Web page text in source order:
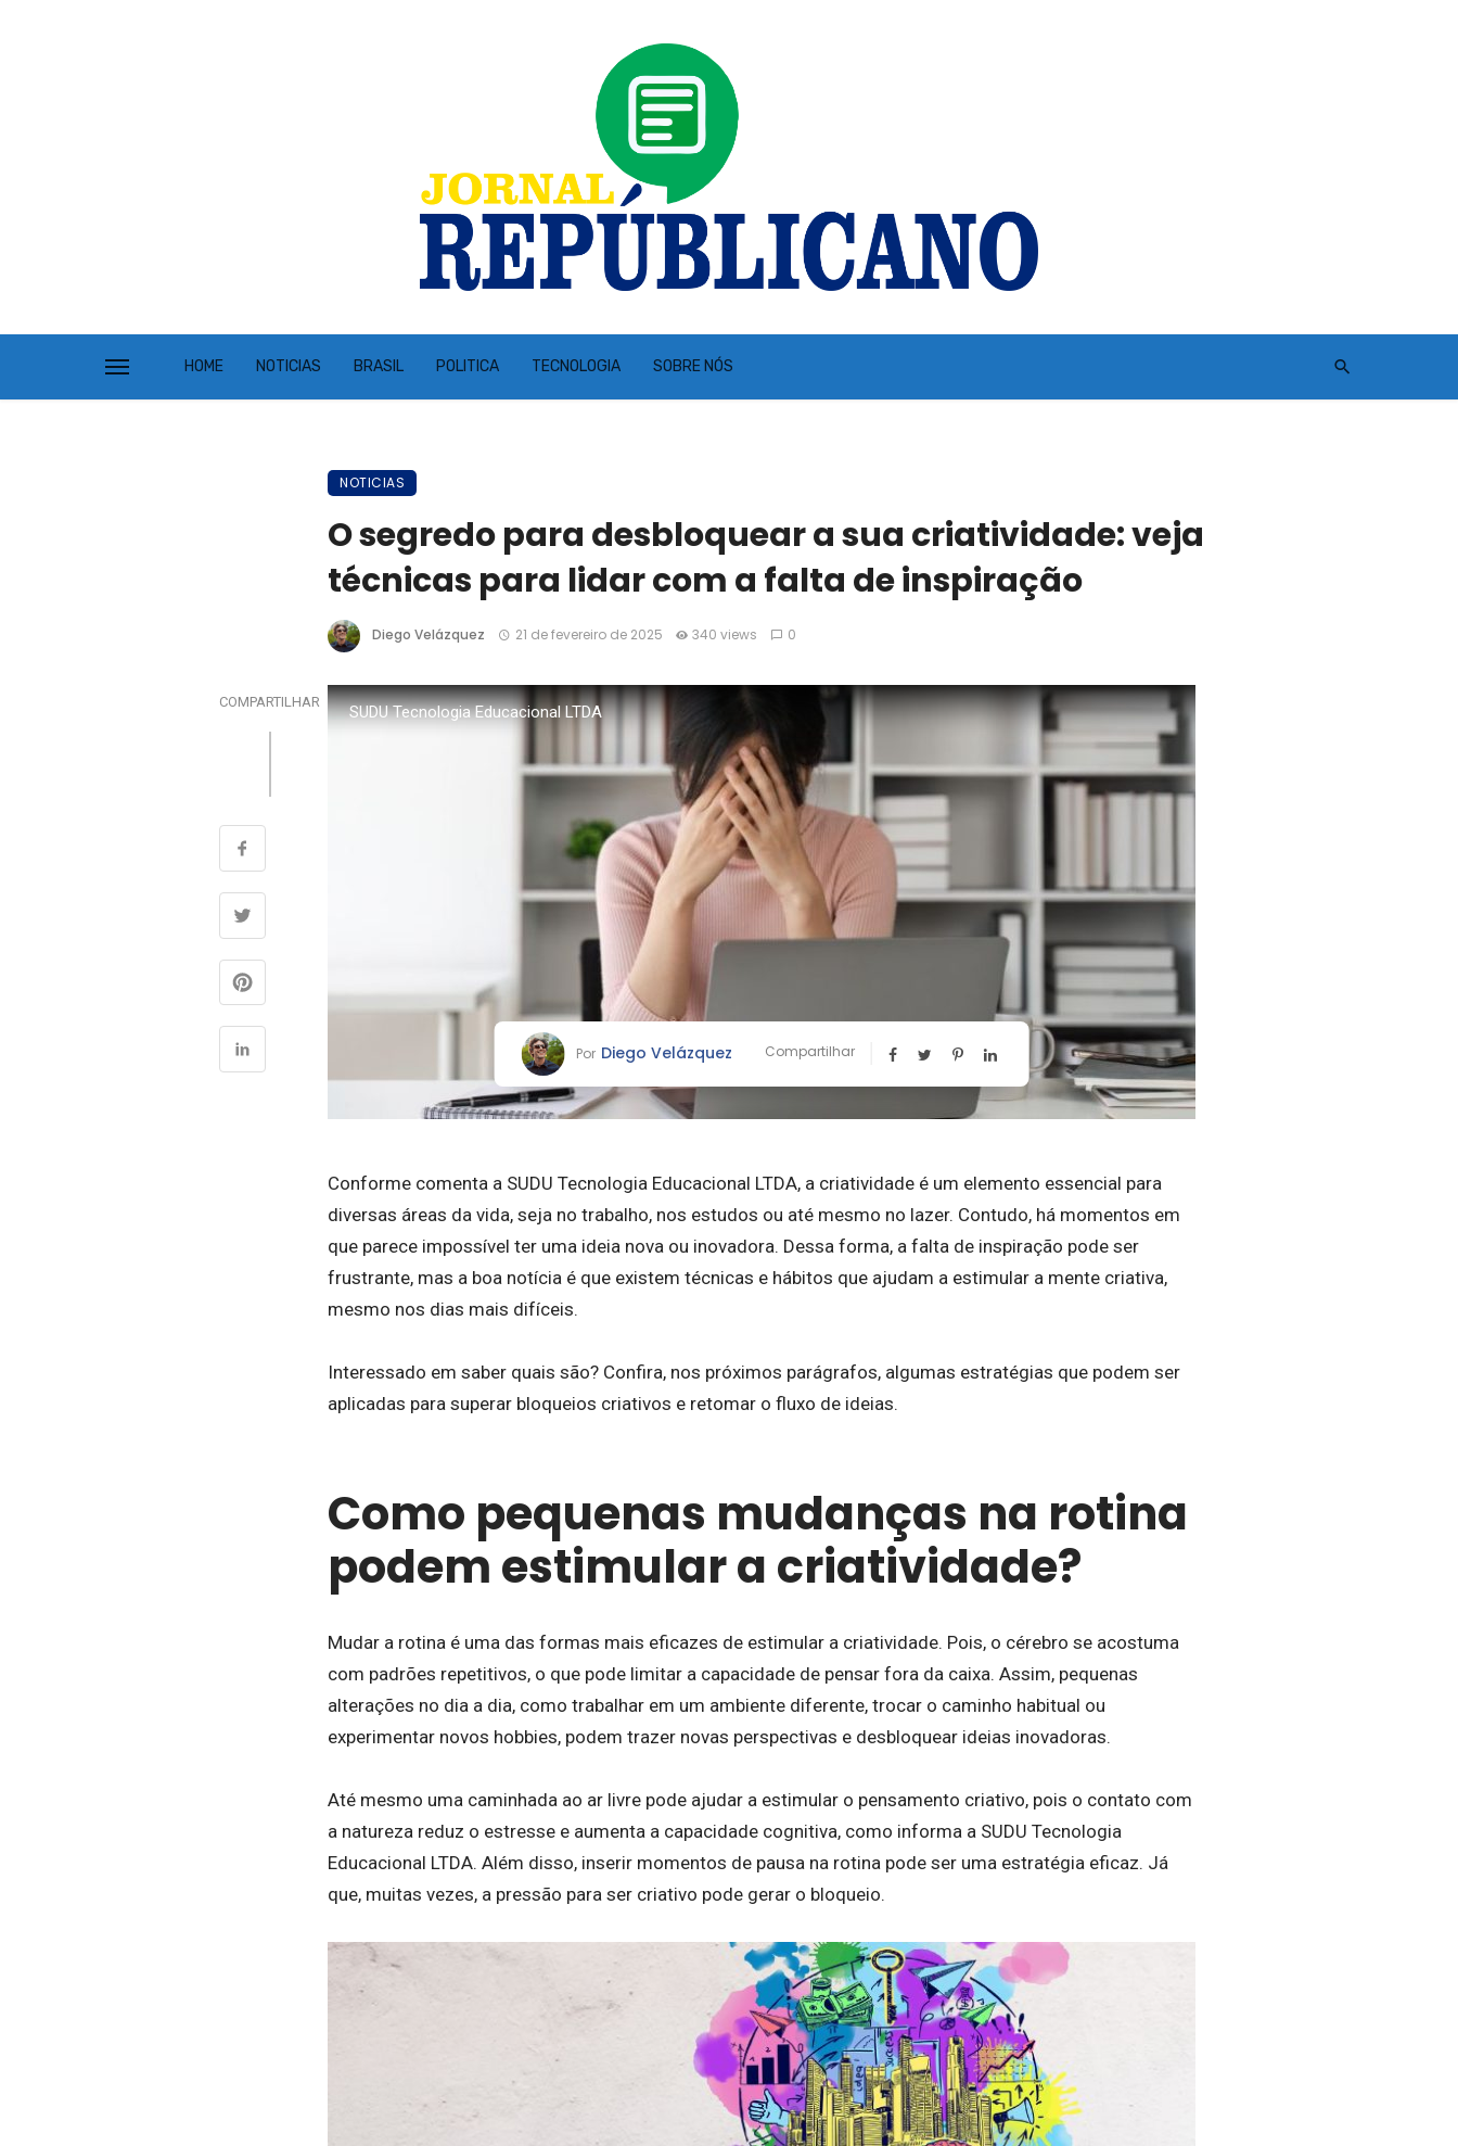
HOME NOTICIAS BRASIL POLITICA TECNOLOGIA SOBRE NÓS
NOTICIAS
O segredo para desbloquear a sua criatividade: veja
técnicas para lidar com a falta de inspiração
Diego Velázquez 21 de fevereiro de 2025 340 views 0
COMPARTILHAR
SUDU Tecnologia Educacional LTDA
Por Diego Velázquez Compartilhar
Conforme comenta a SUDU Tecnologia Educacional LTDA, a criatividade é um elemento essencial para
diversas áreas da vida, seja no trabalho, nos estudos ou até mesmo no lazer. Contudo, há momentos em
que parece impossível ter uma ideia nova ou inovadora. Dessa forma, a falta de inspiração pode ser
frustrante, mas a boa notícia é que existem técnicas e hábitos que ajudam a estimular a mente criativa,
mesmo nos dias mais difíceis.
Interessado em saber quais são? Confira, nos próximos parágrafos, algumas estratégias que podem ser
aplicadas para superar bloqueios criativos e retomar o fluxo de ideias.
Como pequenas mudanças na rotina
podem estimular a criatividade?
Mudar a rotina é uma das formas mais eficazes de estimular a criatividade. Pois, o cérebro se acostuma
com padrões repetitivos, o que pode limitar a capacidade de pensar fora da caixa. Assim, pequenas
alterações no dia a dia, como trabalhar em um ambiente diferente, trocar o caminho habitual ou
experimentar novos hobbies, podem trazer novas perspectivas e desbloquear ideias inovadoras.
Até mesmo uma caminhada ao ar livre pode ajudar a estimular o pensamento criativo, pois o contato com
a natureza reduz o estresse e aumenta a capacidade cognitiva, como informa a SUDU Tecnologia
Educacional LTDA. Além disso, inserir momentos de pausa na rotina pode ser uma estratégia eficaz. Já
que, muitas vezes, a pressão para ser criativo pode gerar o bloqueio.